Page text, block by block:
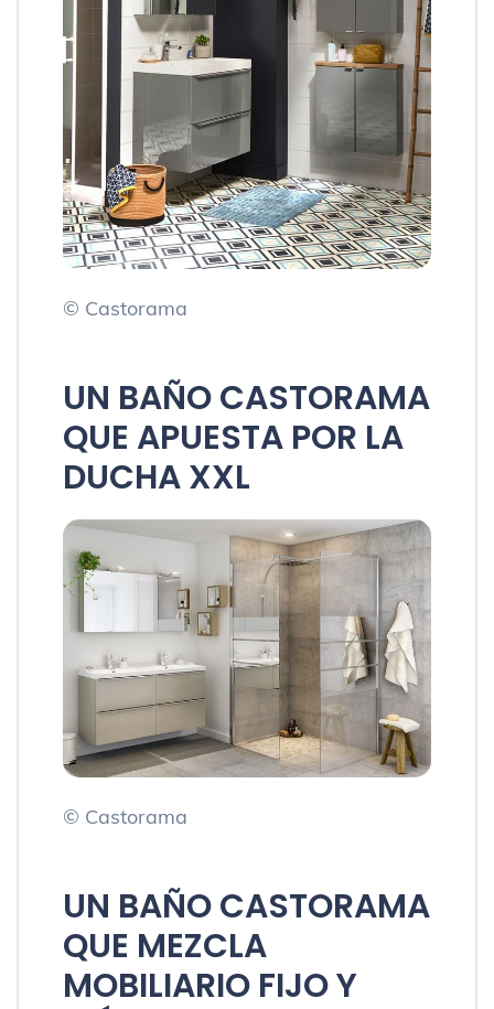
© Castorama
UN BAÑO CASTORAMA
QUE APUESTA POR LA
DUCHA XXL
© Castorama
UN BAÑO CASTORAMA
QUE MEZCLA
MOBILIARIO FIJO Y